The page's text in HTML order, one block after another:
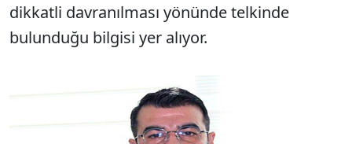
dikkatli davranılması yönünde telkinde
bulunduğu bilgisi yer alıyor.